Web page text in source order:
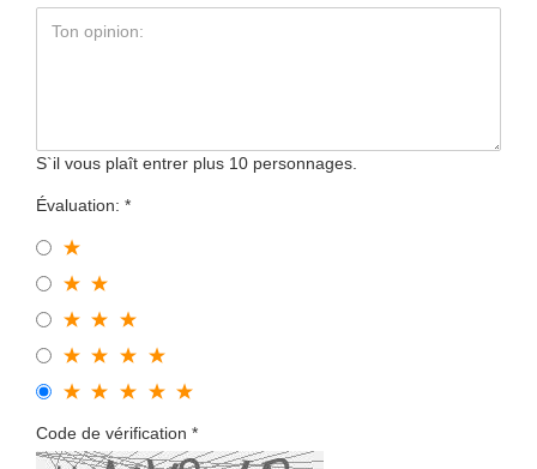
S`il vous plaît entrer plus 10 personnages.
Évaluation:
Code de vérification